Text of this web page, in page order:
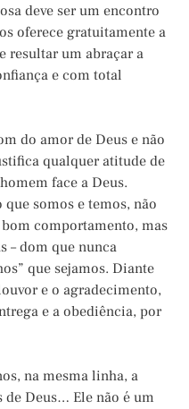
deve ser um encontro
oferece gratuitamente a
resultar um abraçar a
e com total
do amor de Deus e não
qualquer atitude de
face a Deus.
somos e temos, não
comportamento, mas
– dom que nunca
que sejamos. Diante
e o agradecimento,
e a obediência, por
na mesma linha, a
Deus… Ele não é um